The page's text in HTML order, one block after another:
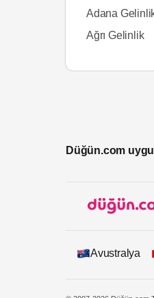
Adana
Ağrı Gelinlik
Düğün.com
Avustralya